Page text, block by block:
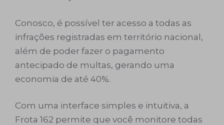
Conosco, é possível ter acesso a todas as
infrações registradas em território nacional,
além de poder fazer o pagamento
antecipado de multas, gerando uma
economia de até 40%.
Com uma interface simples e intuitiva, a
Frota 162 permite que você monitore todas